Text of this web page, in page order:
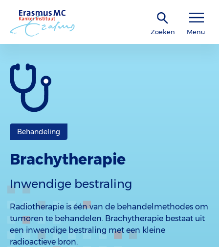
Zoeken Menu
Behandeling
Brachytherapie
Inwendige bestraling
Radiotherapie is één van de behandelmethodes om
tumoren te behandelen. Brachytherapie bestaat uit
een inwendige bestraling met een kleine
radioactieve bron.